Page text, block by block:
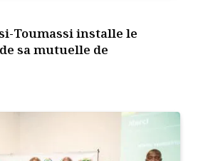
Toumassi installe le
sa mutuelle de